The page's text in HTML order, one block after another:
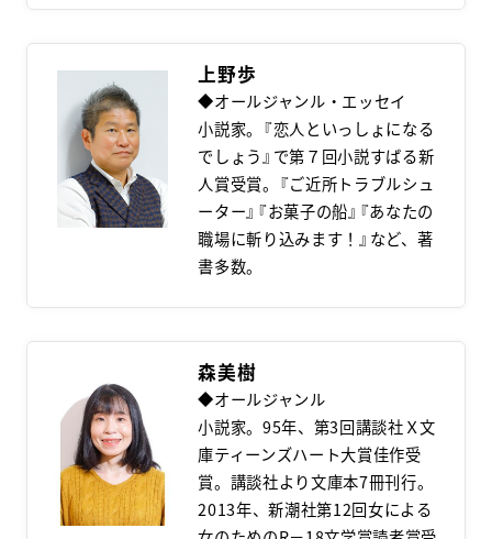
上野歩
◆オールジャンル・エッセイ
小説家。『恋人といっしょになる
でしょう』で第７回小説すばる新
人賞受賞。『ご近所トラブルシュ
ーター』『お菓子の船』『あなたの
職場に斬り込みます！』など、著
書多数。
森美樹
◆オールジャンル
小説家。95年、第3回講談社Ｘ文
庫ティーンズハート大賞佳作受
賞。講談社より文庫本7冊刊行。
2013年、新潮社第12回女による